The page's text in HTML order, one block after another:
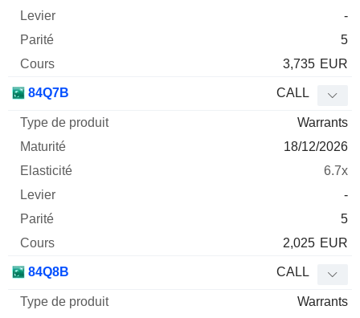
-
5
3,735 EUR
84Q7B CALL
Warrants
18/12/2026
6.7x
-
5
2,025 EUR
84Q8B CALL
Warrants